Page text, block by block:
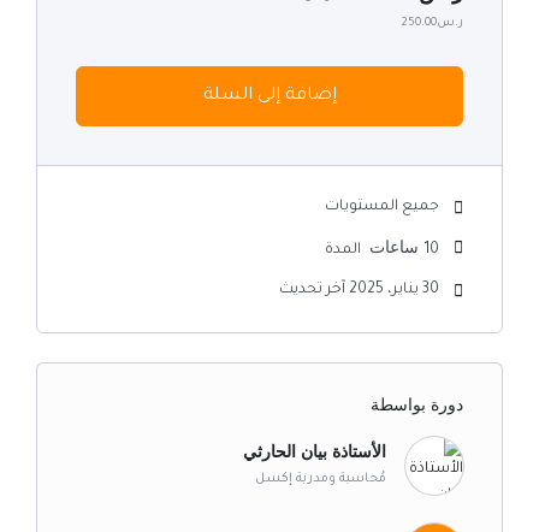
ر.س250.00
إضافة إلى السلة
جميع المستويات
10 ساعات المدة
30 يناير، 2025 آخر تحديث
دورة بواسطة
الأستاذة بيان الحارثي
مُحاسبة ومدربة إكسل